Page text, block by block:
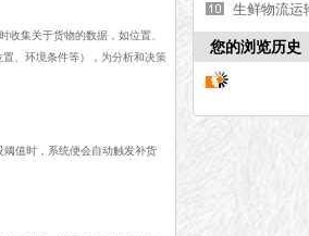
集关于货物的数据，如位置、
、环境条件等），为分析和决策
值时，系统便会自动触发补货
谱的整车物
生鲜物流运
告诉您
您的浏览历史